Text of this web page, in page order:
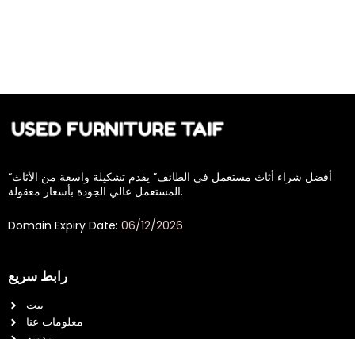
“أفضل شراء أثاث مستعمل في الطائف” يقدم تشكيلة واسعة من الأثاث
المستعمل عالي الجودة بأسعار معقولة.
Domain Expiry Date: 06/12/2026
رابط سريع
بيت
معلومات عنا